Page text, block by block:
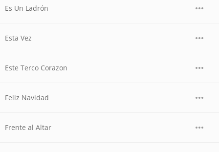
Es Un Ladrón
Esta Vez
Este Terco Corazon
Feliz Navidad
Frente al Altar